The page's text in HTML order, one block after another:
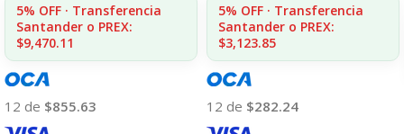
5% OFF · Transferencia
Santander o PREX:
$9,470.11
12 de $855.63
5% OFF · Transferencia
Santander o PREX:
$3,123.85
12 de $282.24